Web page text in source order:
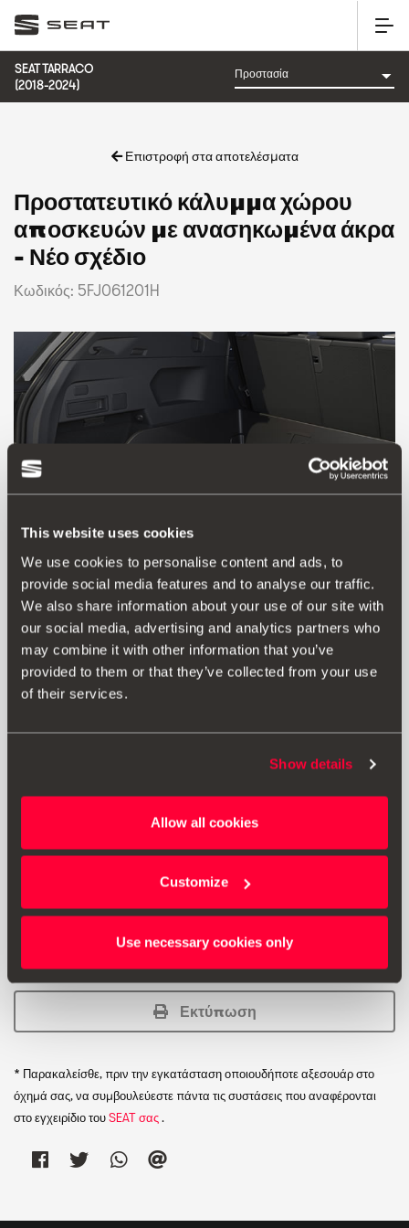
This website uses cookies
We use cookies to personalise content and ads, to
provide social media features and to analyse our traffic.
We also share information about your use of our site with
our social media, advertising and analytics partners who
may combine it with other information that you’ve
provided to them or that they’ve collected from your use
of their services.
Show details
Allow all cookies
Customize
Use necessary cookies only
SEAT TARRACO
(2018-2024)
Επιστροφή στα αποτελέσματα
Προστατευτικό κάλυμμα χώρου
αποσκευών με ανασηκωμένα άκρα
- Νέο σχέδιο
Κωδικός: 5FJ061201H
Προϊόν
για την προστασία του χώρου αποσκευών από ακαθαρσίες
και υγρά που μπορεί να χυθούν. Πλενόμενο και
προσδίδει στο όχημα ιδιαίτερη εμφάνιση.
Διατίθεται μόνο σε εκδόσεις 5 καθισμάτων.
Εκτύπωση
* Παρακαλείσθε, πριν την εγκατάσταση οποιουδήποτε αξεσουάρ στο
όχημά σας, να συμβουλεύεστε πάντα τις συστάσεις που αναφέρονται
στο εγχειρίδιο τουSEAT σας.